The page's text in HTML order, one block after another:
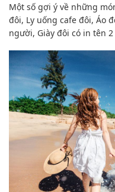
Một số gợi ý về những
đôi, Ly uống cafe đôi, Áo
người, Giày đôi có in tên